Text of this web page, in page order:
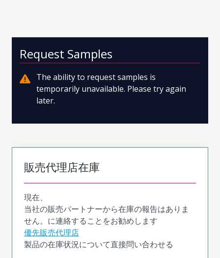
Request Samples
The ability to request samples is
temporarily unavailable. Please try again
later.
販売代理店在庫
現在、
当社の販売パートナーから在庫の報告はありま
せん。に連絡することをお勧めします
優先販売代理店
製品の在庫状況について直接問い合わせる